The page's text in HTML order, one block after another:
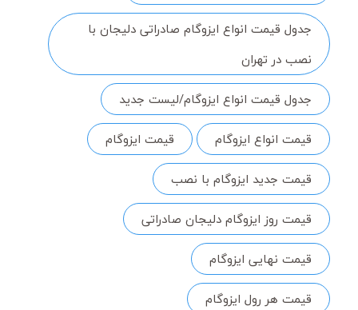
جدول قیمت انواع ایزوگام صادراتی دلیجان با
نصب در تهران
جدول قیمت انواع ایزوگام/لیست جدید
قیمت انواع ایزوگام
قیمت ایزوگام
قیمت جدید ایزوگام با نصب
قیمت روز ایزوگام دلیجان صادراتی
قیمت نهایی ایزوگام
قیمت هر رول ایزوگام